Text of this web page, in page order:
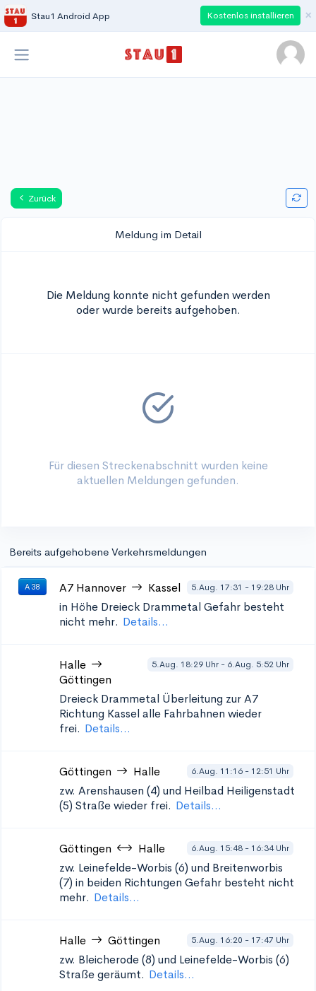
Stau1 Android App Kostenlos installieren ×
Zurück
Meldung im Detail
Die Meldung konnte nicht gefunden werden
oder wurde bereits aufgehoben.
Für diesen Streckenabschnitt wurden keine
aktuellen Meldungen gefunden.
Bereits aufgehobene Verkehrsmeldungen
A 38 A7 Hannover Kassel 5.Aug. 17:31 - 19:28 Uhr
in Höhe Dreieck Drammetal Gefahr besteht
nicht mehr. Details...
Halle
Göttingen
5.Aug. 18:29 Uhr - 6.Aug. 5:52 Uhr
Dreieck Drammetal Überleitung zur A7
Richtung Kassel alle Fahrbahnen wieder
frei. Details...
Göttingen Halle 6.Aug. 11:16 - 12:51 Uhr
zw. Arenshausen (4) und Heilbad Heiligenstadt
(5) Straße wieder frei. Details...
Göttingen Halle 6.Aug. 15:48 - 16:34 Uhr
zw. Leinefelde-Worbis (6) und Breitenworbis
(7) in beiden Richtungen Gefahr besteht nicht
mehr. Details...
Halle Göttingen 5.Aug. 16:20 - 17:47 Uhr
zw. Bleicherode (8) und Leinefelde-Worbis (6)
Straße geräumt. Details...